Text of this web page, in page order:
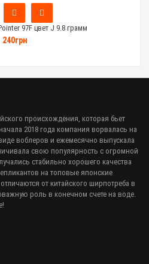
97F цвет J 9.8 грамм
240грн
происхождения, которая бьет
2018 года компания ворвалась на
воблеров и ежемесячно выпускала
свою популярность с огромной
стабильно хорошего качества
на топовые японские
от китайского ширпотреба в
роль в конечном счете на воде.